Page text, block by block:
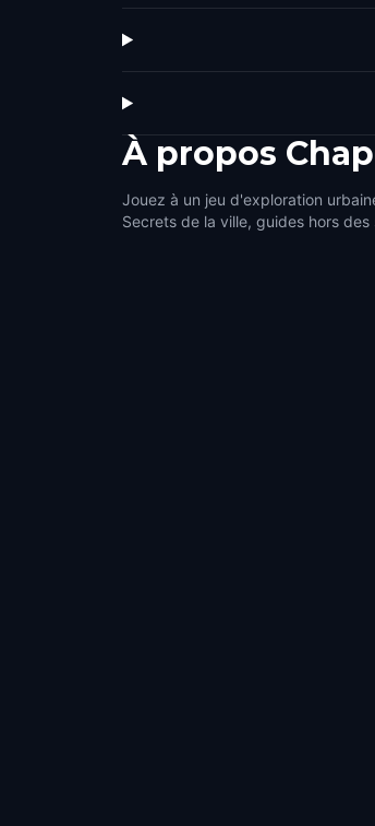
À propos
Jouez à un jeu d'exploration
Secrets de la ville, guides hors